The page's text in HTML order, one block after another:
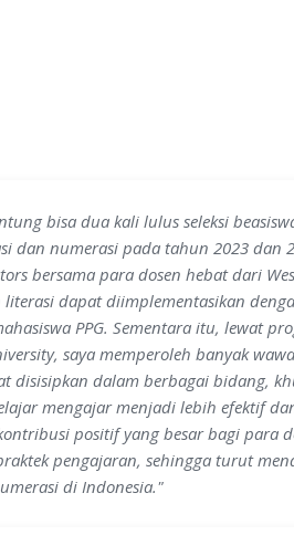
bisa dua kali lulus seleksi
dan numerasi pada tahun 2023 dan
bersama para dosen hebat dari
dapat diimplementasikan
PPG. Sementara itu, lewat
saya memperoleh banyak
disisipkan dalam berbagai bidang,
mengajar menjadi lebih efektif
positif yang besar bagi para
pengajaran, sehingga turut
di Indonesia."